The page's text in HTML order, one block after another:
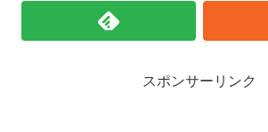
スポンサーリンク